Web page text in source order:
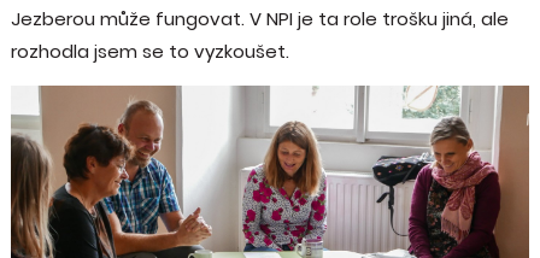
Jezberou může fungovat. V NPI je ta role trošku jiná, ale
rozhodla jsem se to vyzkoušet.